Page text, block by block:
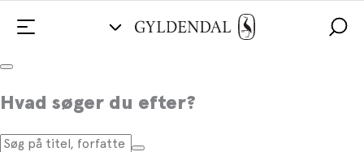
Hvad søger du efter?